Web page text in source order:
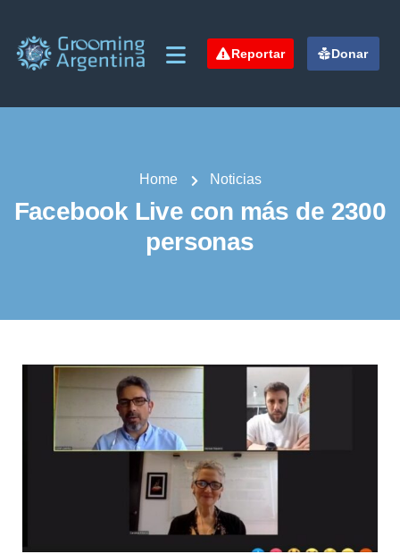
Reportar Donar
Home Noticias
Facebook Live con más de 2300
personas